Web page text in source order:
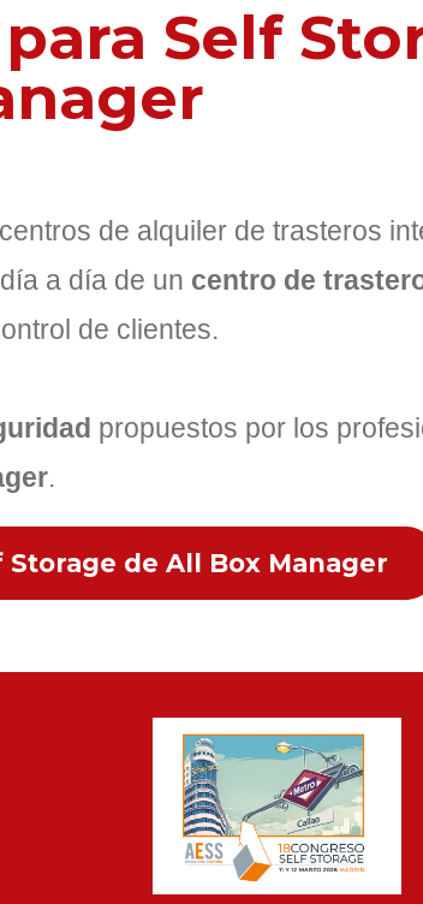
Self
de alquiler de trasteros
a día de un centro de
de clientes.
propuestos por los
.
de All Box Manager